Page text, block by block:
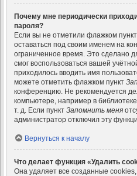
Почему мне периодически
пароля?
Если вы не отметили флажком пункт
оставаться под своим именем на
ограниченное время. Это сделано
смог воспользоваться вашей
приходилось вводить имя
можете отметить флажком пункт
конференцию. Не рекомендуется
компьютере, например в
т. д. Если пункт Запомнить меня
администратор отключил эту
Вернуться к началу
Что делает функция «Удалить
Она удаляет все созданные